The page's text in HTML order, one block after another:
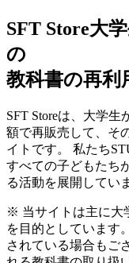
SFT Store大
の
教科書の再利
SFT Storeは、大学
額で再販売して、そ
イトです。 私たち
すべての子どもたち
る活動を展開してい
※ 当サイトは主に大
を目的としています
されている場合もご